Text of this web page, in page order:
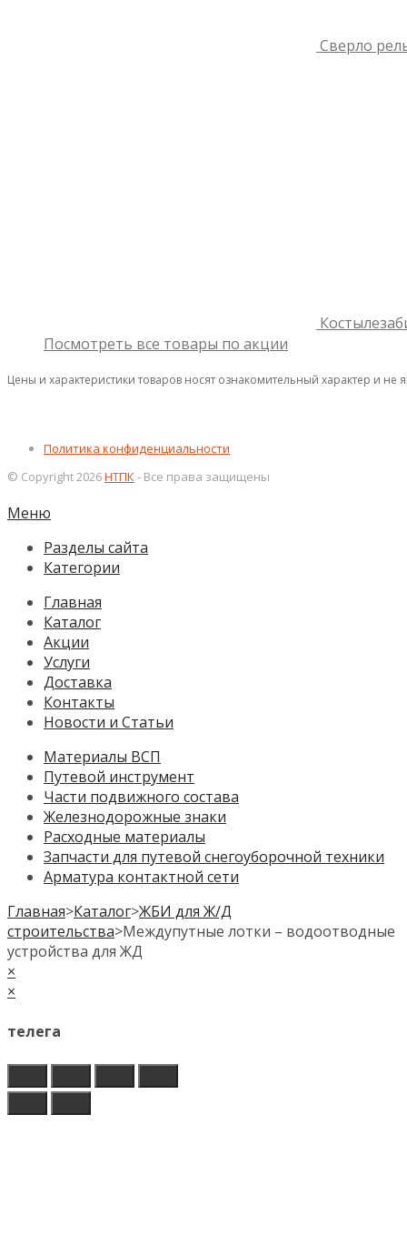
Сверло
Посмотреть все товары по акции
Цены и характеристики товаров носят ознакомительный характер и не
Политика конфиденциальности
© Copyright 2026НТПК- Все права защищены
Меню
Разделы сайта
Категории
Главная
Каталог
Акции
Услуги
Доставка
Контакты
Новости и Статьи
Материалы ВСП
Путевой инструмент
Части подвижного состава
Железнодорожные знаки
Расходные материалы
Запчасти для путевой снегоуборочной техники
Арматура контактной сети
Главная>Каталог>ЖБИ для Ж/Д
строительства>Междупутные лотки – водоотводные
устройства для ЖД
×
×
телега